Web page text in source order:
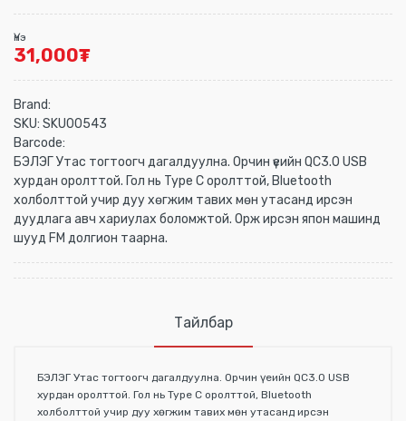
Үнэ
31,000₮
Brand:
SKU: SKU00543
Barcode:
БЭЛЭГ Утас тогтоогч дагалдуулна. Орчин үеийн QC3.0 USB
хурдан оролттой. Гол нь Type C оролттой, Bluetooth
холболттой учир дуу хөгжим тавих мөн утасанд ирсэн
дуудлага авч хариулах боломжтой. Орж ирсэн япон машинд
шууд FM долгион таарна.
Тайлбар
БЭЛЭГ Утас тогтоогч дагалдуулна. Орчин үеийн QC3.0 USB
хурдан оролттой. Гол нь Type C оролттой, Bluetooth
холболттой учир дуу хөгжим тавих мөн утасанд ирсэн